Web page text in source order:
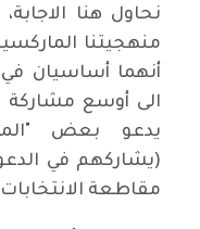
نحاول هنا
منهجيتنا
أنهما أساسيان في
الى أوسع مشاركة
يدعو بعض
(يشاركهم في
مقاطعة